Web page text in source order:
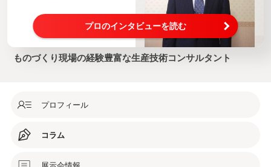
プロのインタビューを読む
ものづくり現場の経験豊富な生産技術コンサルタント
プロフィール
コラム